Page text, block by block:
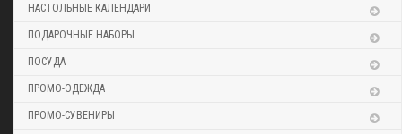
НАСТОЛЬНЫЕ КАЛЕНДАРИ
ПОДАРОЧНЫЕ НАБОРЫ
ПОСУДА
ПРОМО-ОДЕЖДА
ПРОМО-СУВЕНИРЫ